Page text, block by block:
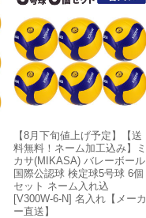
【8月下旬値上げ予定】【送
料無料！ネーム加工込み】ミ
カサ(MIKASA) バレーボール
国際公認球 検定球5号球 6個
セット ネーム入れ込
[V300W-6-N] 名入れ【メーカ
ー直送】